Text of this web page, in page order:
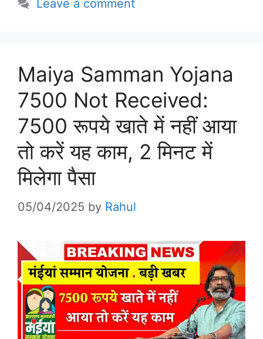
Leave a comment
Maiya Samman Yojana
7500 Not Received:
7500 रूपये खाते में नहीं आया
तो करें यह काम, 2 मिनट में
मिलेगा पैसा
05/04/2025 by Rahul